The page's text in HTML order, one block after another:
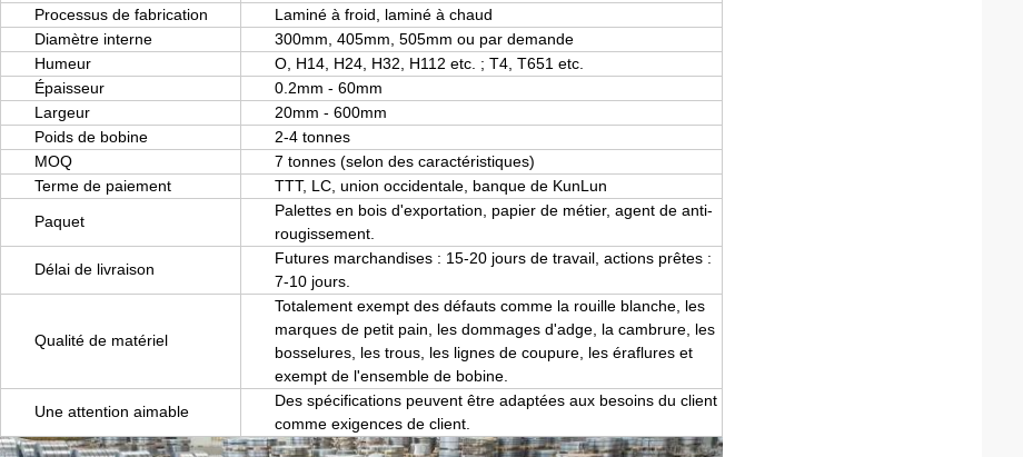
Processus de fabrication
Laminé à froid, laminé à chaud
Diamètre interne
300mm, 405mm, 505mm ou par demande
Humeur
O, H14, H24, H32, H112 etc. ; T4, T651 etc.
Épaisseur
0.2mm - 60mm
Largeur
20mm - 600mm
Poids de bobine
2-4 tonnes
MOQ
7 tonnes (selon des caractéristiques)
Terme de paiement
TTT, LC, union occidentale, banque de KunLun
Paquet
Palettes en bois d'exportation, papier de métier, agent de anti-
rougissement.
Délai de livraison
Futures marchandises : 15-20 jours de travail, actions prêtes :
7-10 jours.
Qualité de matériel
Totalement exempt des défauts comme la rouille blanche, les
marques de petit pain, les dommages d'adge, la cambrure, les
bosselures, les trous, les lignes de coupure, les éraflures et
exempt de l'ensemble de bobine.
Une attention aimable
Des spécifications peuvent être adaptées aux besoins du client
comme exigences de client.